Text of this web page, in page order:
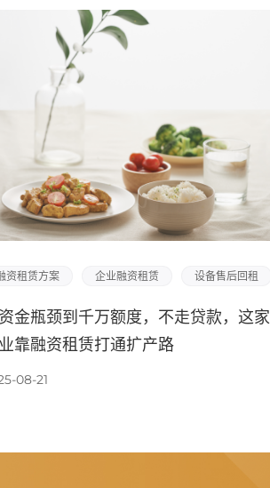
资租赁方案 企业融资租赁 设备售后回租
金瓶颈到千万额度，不走贷款，这
靠融资租赁打通扩产路
08-21